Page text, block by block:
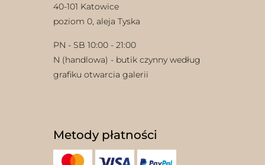
40-101 Katowice
poziom 0, aleja Tyska
PN - SB 10:00 - 21:00
N (handlowa) - butik czynny według
grafiku otwarcia galerii
Metody płatności